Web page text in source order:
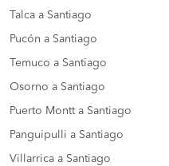
Talca a Santiago
Pucón a Santiago
Temuco a Santiago
Osorno a Santiago
Puerto Montt a Santiago
Panguipulli a Santiago
Villarrica a Santiago